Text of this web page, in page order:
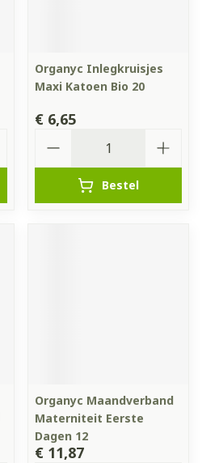
Organyc Inlegkruisjes
Maxi Katoen Bio 20
€ 6,65
Bestel
Organyc Maandverband
Materniteit Eerste
Dagen 12
€ 11,87